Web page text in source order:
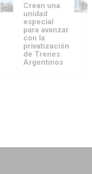
Crean una
unidad
especial
para avanzar
con la
privatización
de Trenes
Argentinos